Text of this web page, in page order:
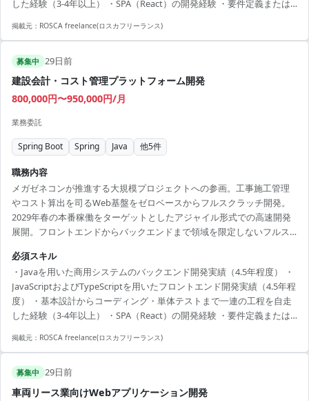
した経験（3-4年以上） ・SPA（React）の開発経験 ・要件定義または
きいメガプロジェクトへの参画実績 ・アジャイル手法での開発経験
掲載元： ROSCA freelance(ロスカフリーランス)
募集中 29日前
建設会計・コスト管理プラットフォーム開発
800,000円〜950,000円/月
業務委託
Spring Boot Spring Java 他5件
職務内容
メガゼネコンが推進する大規模プロジェクトへの参画。工事施工管理
やコスト算出を司るWeb基盤をゼロベースからフルスクラッチ開発。
2029年春の本番稼働をターゲットとしたアジャイル形式での高速開発
展開。フロントエンドからバックエンドまで領域を限定しないフルス
必須スキル
・Javaを用いた商用システムのバックエンド開発実績（4.5年程度） ・
JavaScriptおよびTypeScriptを用いたフロントエンド開発実績（4.5年程
度） ・基本設計からコーディング・単体テストまで一連の工程を自走
した経験（3-4年以上） ・SPA（React）の開発経験 ・要件定義または
きいメガプロジェクトへの参画実績 ・アジャイル手法での開発経験
掲載元： ROSCA freelance(ロスカフリーランス)
募集中 29日前
車両リース業向けWebアプリケーション開発